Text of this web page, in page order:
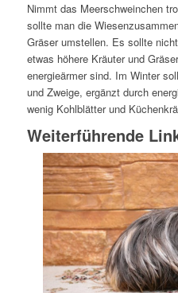
Nimmt das Meerschweinchen
sollte man die
Gräser umstellen. Es sollte
etwas höhere Kräuter und
energieärmer sind. Im Winter
und Zweige, ergänzt durch
wenig Kohlblätter und
Weiterführende